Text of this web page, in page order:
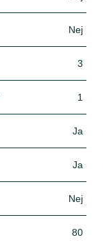
Nej
3
1
Ja
Ja
Nej
80